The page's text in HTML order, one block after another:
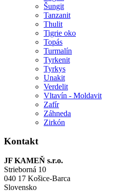
Šungit
Tanzanit
Thulit
Tigrie oko
Topás
Turmalín
Tyrkenit
Tyrkys
Unakit
Verdelit
Vltavín - Moldavit
Zafír
Záhneda
Zirkón
Kontakt
JF KAMEŇ s.r.o.
Strieborná 10
040 17 Košice-Barca
Slovensko